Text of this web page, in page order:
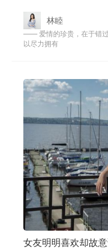
林睦
—— 爱情的珍贵，在于错
以尽力拥有
女友明明喜欢却故